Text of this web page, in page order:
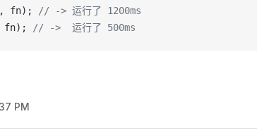
, fn);
// -> 运行了 1200ms
fn); // ->  运行了 500ms
PM